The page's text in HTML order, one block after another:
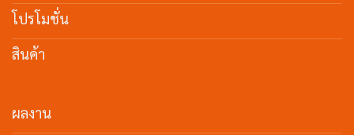
โปรโมชั่น
สินค้า
ผลงาน